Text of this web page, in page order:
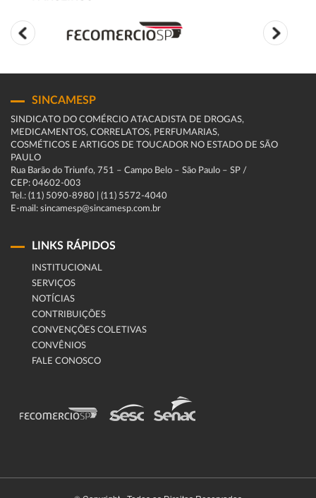
SINCAMESP
SINDICATO DO COMÉRCIO ATACADISTA DE DROGAS,
MEDICAMENTOS, CORRELATOS, PERFUMARIAS,
COSMÉTICOS E ARTIGOS DE TOUCADOR NO ESTADO DE SÃO
PAULO
Rua Barão do Triunfo, 751 – Campo Belo – São Paulo – SP /
CEP: 04602-003
Tel.: (11) 5090-8980 | (11) 5572-4040
E-mail: sincamesp@sincamesp.com.br
LINKS RÁPIDOS
INSTITUCIONAL
SERVIÇOS
NOTÍCIAS
CONTRIBUIÇÕES
CONVENÇÕES COLETIVAS
CONVÊNIOS
FALE CONOSCO